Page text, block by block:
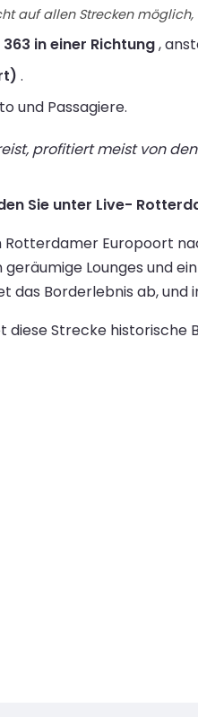
auf allen Strecken
in einer Richtung,
.
und Passagiere.
profitiert meist von
Sie unter Live-
Europoort
Lounges und
Borderlebnis ab,
Strecke